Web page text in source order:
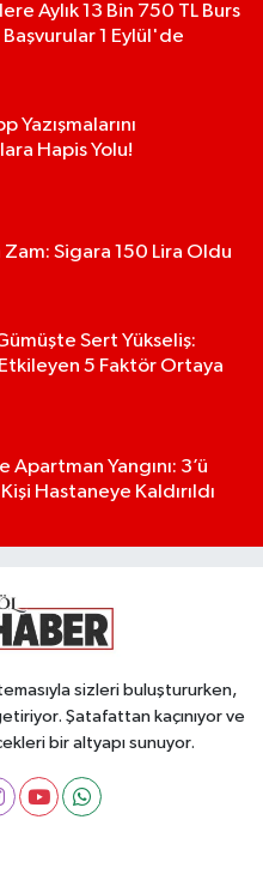
Aylık 13 Bin 750 TL Burs
1 Eylül'de
Yazışmalarını
Hapis Yolu!
Sigara 150 Lira Oldu
Sert Yükseliş:
Etkileyen 5 Faktör Ortaya
Apartman Yangını: 3’ü
Hastaneye Kaldırıldı
sizleri buluştururken,
Şatafattan kaçınıyor ve
bir altyapı sunuyor.